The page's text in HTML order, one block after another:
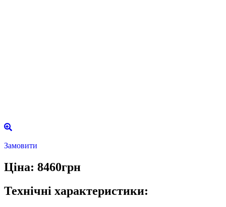
Замовити
Ціна: 8460грн
Технічні характеристики: